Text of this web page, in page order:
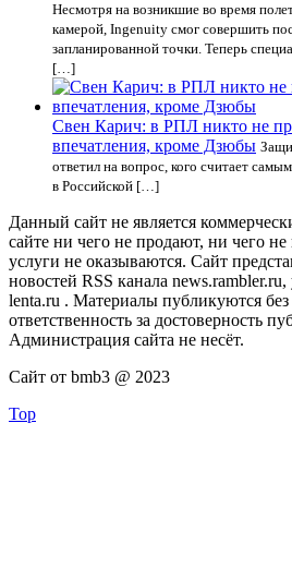
Несмотря на возникшие во время
камерой, Ingenuity смог совершить
запланированной точки. Теперь
[…]
Свен Карич: в РПЛ никто не
впечатления, кроме Дзюбы
ответил на вопрос, кого считает
в Российской […]
Данный сайт не является
сайте ни чего не продают, ни чего
услуги не оказываются. Сайт
новостей RSS канала
lenta.ru . Материалы публикуются
ответственность за достоверность
Администрация сайта не несёт.
Сайт от bmb3 @ 2023
Top